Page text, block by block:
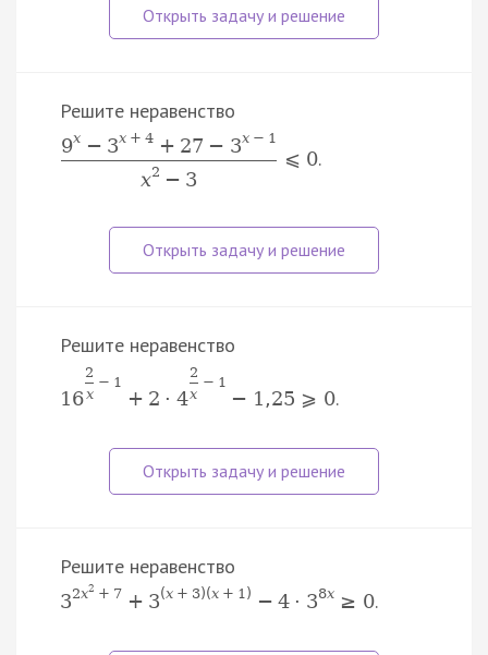
Решите неравенство
9x − 3x + 4 + 27 − 3x − 1
x2 − 3
⩽ 0.
Решите неравенство
16
2
x
− 1
+ 2 ⋅ 4
2
x
− 1
− 1 ,25 ⩾ 0.
Решите неравенство
32x2 + 7 + 3(x + 3)(x + 1) − 4 · 38x ≥ 0.